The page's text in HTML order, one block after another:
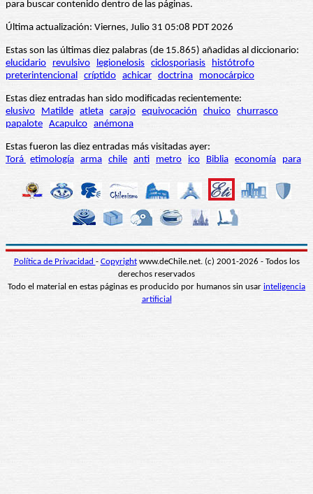
para buscar contenido dentro de las páginas.
Última actualización: Viernes, Julio 31 05:08 PDT 2026
Estas son las últimas diez palabras (de 15.865) añadidas al diccionario:
elucidario
revulsivo legionelosis ciclosporiasis
histótrofo
preterintencional críptido achicar doctrina monocárpico
Estas diez entradas han sido modificadas recientemente:
elusivo
Matilde atleta carajo equivocación chuico churrasco
papalote Acapulco anémona
Estas fueron las diez entradas más visitadas ayer:
Torá etimología arma chile anti metro ico Biblia economía para
Política de Privacidad - Copyrightwww.deChile.net. (c) 2001-2026 - Todos los
derechos reservados
Todo el material en estas páginas es producido por humanos sin usar inteligencia
artificial